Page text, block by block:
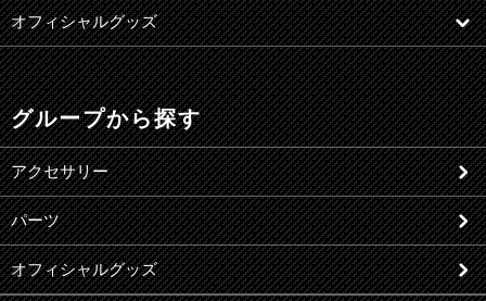
オフィシャルグッズ
グループから探す
アクセサリー
パーツ
オフィシャルグッズ